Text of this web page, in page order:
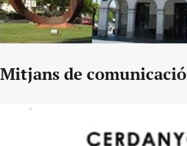
Mitjans de comunicació